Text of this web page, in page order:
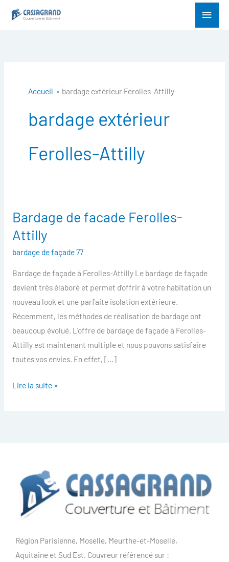
Menu
Accueil bardage extérieur Ferolles-Attilly
bardage extérieur
Ferolles-Attilly
Bardage de facade Ferolles-
Attilly
bardage de façade 77
Bardage de façade à Ferolles-Attilly Le bardage de façade
devient très élaboré et permet d’offrir à votre habitation un
nouveau look et une parfaite isolation extérieure.
Récemment, les méthodes de réalisation de bardage ont
beaucoup évolué. L’offre de bardage de façade à Ferolles-
Attilly est maintenant multiple et nous pouvons satisfaire
toutes vos envies. En effet, […]
Bardage
de
facade
Ferolles-
Attilly
Lire la suite »
Région Parisienne, Moselle, Meurthe-et-Moselle,
Aquitaine et Sud Est. Couvreur référencé sur :